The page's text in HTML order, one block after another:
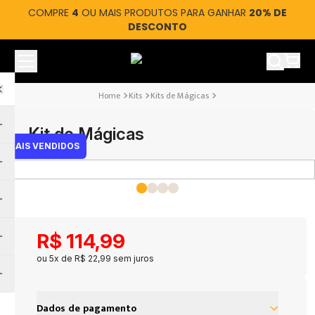
COMPRE 4 OU MAIS PRODUTOS PARA GANHAR 20% DE
DESCONTO
Ver
Kits Kits de Mágicas
Kit de Mágicas
MAIS VENDIDOS
R$ 114,99
ou 5x de R$ 22,99 sem juros
Dados de pagamento